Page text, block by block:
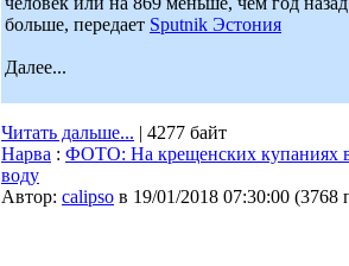
больше, передает Sputnik Эстония
Далее...
Читать дальше... | 4277 байт
Нарва : ФОТО: На крещенских купаниях в
воду
Автор: calipso в 19/01/2018 07:30:00 (3768